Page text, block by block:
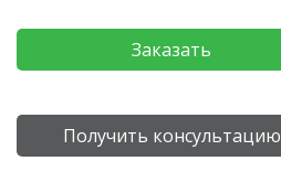
Заказать
Получить консультацию